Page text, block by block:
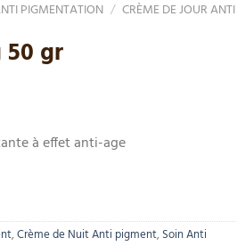
PIGMENTATION / CRÈME DE JOUR ANTI
gr
à effet anti-age
,Crème de Nuit Anti pigment,Soin Anti